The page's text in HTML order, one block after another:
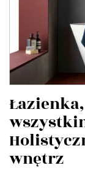
wnętrz